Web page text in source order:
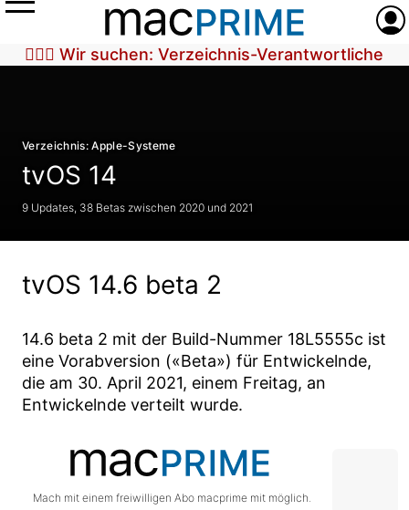
Menü
🕵🏼‍♀️ Wir suchen: Verzeichnis-Verantwortliche
Verzeichnis: Apple-Systeme
tvOS 14
9 Updates, 38 Betas zwischen 2020 und 2021
tvOS 14.6 beta 2
14.6 beta 2 mit der Build-Nummer 18L5555c ist
eine Vorabversion («Beta») für Entwickelnde,
die am 30. April 2021, einem Freitag, an
Entwickelnde verteilt wurde.
Mach mit einem freiwilligen Abo macprime mit möglich.